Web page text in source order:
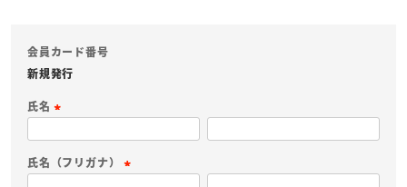
会員カード番号
新規発行
氏名
必
須
氏名（フリガナ）